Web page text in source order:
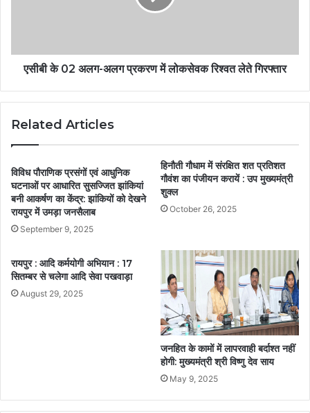
एसीबी के 02 अलग-अलग प्रकरण में लोकसेवक रिश्वत लेते गिरफ्तार
Related Articles
विविध पौराणिक प्रसंगों एवं आधुनिक
घटनाओं पर आधारित सुसज्जित झांकियां
बनी आकर्षण का केंद्र: झांकियों को देखने
रायपुर में उमड़ा जनसैलाब
September 9, 2025
हिनौती गौधाम में संरक्षित शत प्रतिशत
गौवंश का पंजीयन करायें : उप मुख्यमंत्री
शुक्ल
October 26, 2025
रायपुर : आदि कर्मयोगी अभियान : 17
सितम्बर से चलेगा आदि सेवा पखवाड़ा
August 29, 2025
जनहित के कामों में लापरवाही बर्दाश्त नहीं
होगी: मुख्यमंत्री श्री विष्णु देव साय
May 9, 2025